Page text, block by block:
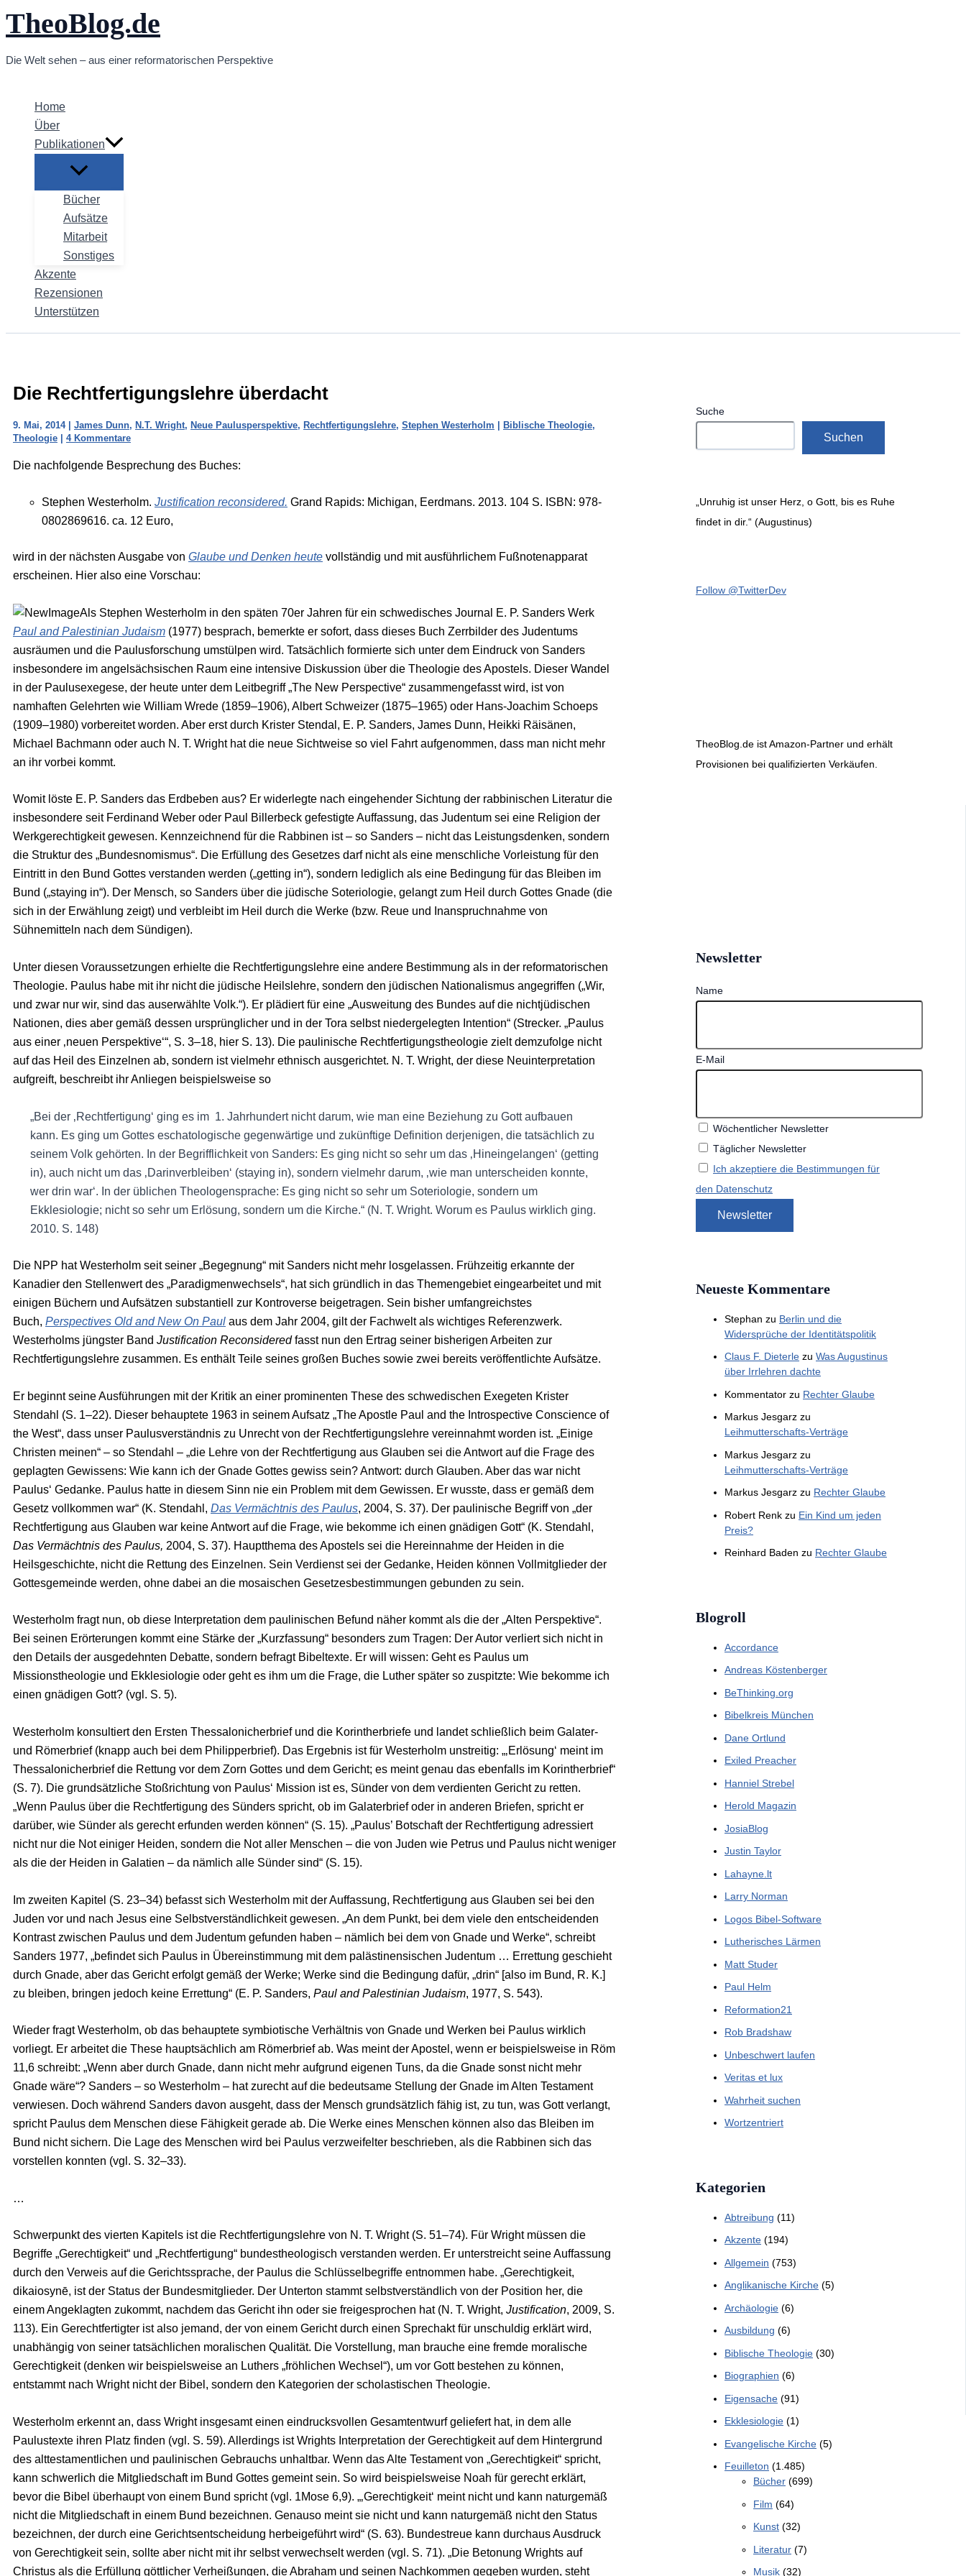
Zum
Inhalt
TheoBlog.de
Die Welt sehen – aus einer reformatorischen Perspektive
Home
Über
Publikationen
Bücher
Aufsätze
Mitarbeit
Sonstiges
Akzente
Rezensionen
Unterstützen
Die Rechtfertigungslehre überdacht
9. Mai, 2014 | James Dunn, N.T. Wright, Neue Paulusperspektive, Rechtfertigungslehre, Stephen Westerholm | Biblische Theologie,
Theologie | 4 Kommentare
Die nachfolgende Besprechung des Buches:
Stephen Westerholm. Justification reconsidered. Grand Rapids: Michigan, Eerdmans. 2013. 104 S. ISBN: 978-
0802869616. ca. 12 Euro,
wird in der nächsten Ausgabe von Glaube und Denken heute vollständig und mit ausführlichem Fußnotenapparat
erscheinen. Hier also eine Vorschau:
Als Stephen Westerholm in den späten 70er Jahren für ein schwedisches Journal E. P. Sanders Werk
Paul and Palestinian Judaism (1977) besprach, bemerkte er sofort, dass dieses Buch Zerrbilder des Judentums
ausräumen und die Paulusforschung umstülpen wird. Tatsächlich formierte sich unter dem Eindruck von Sanders
insbesondere im angelsächsischen Raum eine intensive Diskussion über die Theologie des Apostels. Dieser Wandel
in der Paulusexegese, der heute unter dem Leitbegriff „The New Perspective“ zusammengefasst wird, ist von
namhaften Gelehrten wie William Wrede (1859–1906), Albert Schweizer (1875–1965) oder Hans-Joachim Schoeps
(1909–1980) vorbereitet worden. Aber erst durch Krister Stendal, E. P. Sanders, James Dunn, Heikki Räisänen,
Michael Bachmann oder auch N. T. Wright hat die neue Sichtweise so viel Fahrt aufgenommen, dass man nicht mehr
an ihr vorbei kommt.
Womit löste E. P. Sanders das Erdbeben aus? Er widerlegte nach eingehender Sichtung der rabbinischen Literatur die
insbesondere seit Ferdinand Weber oder Paul Billerbeck gefestigte Auffassung, das Judentum sei eine Religion der
Werkgerechtigkeit gewesen. Kennzeichnend für die Rabbinen ist – so Sanders – nicht das Leistungsdenken, sondern
die Struktur des „Bundesnomismus“. Die Erfüllung des Gesetzes darf nicht als eine menschliche Vorleistung für den
Eintritt in den Bund Gottes verstanden werden („getting in“), sondern lediglich als eine Bedingung für das Bleiben im
Bund („staying in“). Der Mensch, so Sanders über die jüdische Soteriologie, gelangt zum Heil durch Gottes Gnade (die
sich in der Erwählung zeigt) und verbleibt im Heil durch die Werke (bzw. Reue und Inanspruchnahme von
Sühnemitteln nach dem Sündigen).
Unter diesen Voraussetzungen erhielte die Rechtfertigungslehre eine andere Bestimmung als in der reformatorischen
Theologie. Paulus habe mit ihr nicht die jüdische Heilslehre, sondern den jüdischen Nationalismus angegriffen („Wir,
und zwar nur wir, sind das auserwählte Volk.“). Er plädiert für eine „Ausweitung des Bundes auf die nichtjüdischen
Nationen, dies aber gemäß dessen ursprünglicher und in der Tora selbst niedergelegten Intention“ (Strecker. „Paulus
aus einer ‚neuen Perspektive‘“, S. 3–18, hier S. 13). Die paulinische Rechtfertigungstheologie zielt demzufolge nicht
auf das Heil des Einzelnen ab, sondern ist vielmehr ethnisch ausgerichtet. N. T. Wright, der diese Neuinterpretation
aufgreift, beschreibt ihr Anliegen beispielsweise so
„Bei der ‚Rechtfertigung‘ ging es im 1. Jahrhundert nicht darum, wie man eine Beziehung zu Gott aufbauen
kann. Es ging um Gottes eschatologische gegenwärtige und zukünftige Definition derjenigen, die tatsächlich zu
seinem Volk gehörten. In der Begrifflichkeit von Sanders: Es ging nicht so sehr um das ‚Hineingelangen‘ (getting
in), auch nicht um das ‚Darinverbleiben‘ (staying in), sondern vielmehr darum, ‚wie man unterscheiden konnte,
wer drin war‘. In der üblichen Theologensprache: Es ging nicht so sehr um Soteriologie, sondern um
Ekklesiologie; nicht so sehr um Erlösung, sondern um die Kirche.“ (N. T. Wright. Worum es Paulus wirklich ging.
2010. S. 148)
Die NPP hat Westerholm seit seiner „Begegnung“ mit Sanders nicht mehr losgelassen. Frühzeitig erkannte der
Kanadier den Stellenwert des „Paradigmenwechsels“, hat sich gründlich in das Themengebiet eingearbeitet und mit
einigen Büchern und Aufsätzen substantiell zur Kontroverse beigetragen. Sein bisher umfangreichstes
Buch, Perspectives Old and New On Paul aus dem Jahr 2004, gilt der Fachwelt als wichtiges Referenzwerk.
Westerholms jüngster Band Justification Reconsideredfasst nun den Ertrag seiner bisherigen Arbeiten zur
Rechtfertigungslehre zusammen. Es enthält Teile seines großen Buches sowie zwei bereits veröffentlichte Aufsätze.
Er beginnt seine Ausführungen mit der Kritik an einer prominenten These des schwedischen Exegeten Krister
Stendahl (S. 1–22). Dieser behauptete 1963 in seinem Aufsatz „The Apostle Paul and the Introspective Conscience of
the West“, dass unser Paulusverständnis zu Unrecht von der Rechtfertigungslehre vereinnahmt worden ist. „Einige
Christen meinen“ – so Stendahl – „die Lehre von der Rechtfertigung aus Glauben sei die Antwort auf die Frage des
geplagten Gewissens: Wie kann ich der Gnade Gottes gewiss sein? Antwort: durch Glauben. Aber das war nicht
Paulus‘ Gedanke. Paulus hatte in diesem Sinn nie ein Problem mit dem Gewissen. Er wusste, dass er gemäß dem
Gesetz vollkommen war“ (K. Stendahl, Das Vermächtnis des Paulus, 2004, S. 37). Der paulinische Begriff von „der
Rechtfertigung aus Glauben war keine Antwort auf die Frage, wie bekomme ich einen gnädigen Gott“ (K. Stendahl,
Das Vermächtnis des Paulus, 2004, S. 37). Hauptthema des Apostels sei die Hereinnahme der Heiden in die
Heilsgeschichte, nicht die Rettung des Einzelnen. Sein Verdienst sei der Gedanke, Heiden können Vollmitglieder der
Gottesgemeinde werden, ohne dabei an die mosaischen Gesetzesbestimmungen gebunden zu sein.
Westerholm fragt nun, ob diese Interpretation dem paulinischen Befund näher kommt als die der „Alten Perspektive“.
Bei seinen Erörterungen kommt eine Stärke der „Kurzfassung“ besonders zum Tragen: Der Autor verliert sich nicht in
den Details der ausgedehnten Debatte, sondern befragt Bibeltexte. Er will wissen: Geht es Paulus um
Missionstheologie und Ekklesiologie oder geht es ihm um die Frage, die Luther später so zuspitzte: Wie bekomme ich
einen gnädigen Gott? (vgl. S. 5).
Westerholm konsultiert den Ersten Thessalonicherbrief und die Korintherbriefe und landet schließlich beim Galater-
und Römerbrief (knapp auch bei dem Philipperbrief). Das Ergebnis ist für Westerholm unstreitig: „‚Erlösung‘ meint im
Thessalonicherbrief die Rettung vor dem Zorn Gottes und dem Gericht; es meint genau das ebenfalls im Korintherbrief“
(S. 7). Die grundsätzliche Stoßrichtung von Paulus‘ Mission ist es, Sünder von dem verdienten Gericht zu retten.
„Wenn Paulus über die Rechtfertigung des Sünders spricht, ob im Galaterbrief oder in anderen Briefen, spricht er
darüber, wie Sünder als gerecht erfunden werden können“ (S. 15). „Paulus’ Botschaft der Rechtfertigung adressiert
nicht nur die Not einiger Heiden, sondern die Not aller Menschen – die von Juden wie Petrus und Paulus nicht weniger
als die der Heiden in Galatien – da nämlich alle Sünder sind“ (S. 15).
Im zweiten Kapitel (S. 23–34) befasst sich Westerholm mit der Auffassung, Rechtfertigung aus Glauben sei bei den
Juden vor und nach Jesus eine Selbstverständlichkeit gewesen. „An dem Punkt, bei dem viele den entscheidenden
Kontrast zwischen Paulus und dem Judentum gefunden haben – nämlich bei dem von Gnade und Werke“, schreibt
Sanders 1977, „befindet sich Paulus in Übereinstimmung mit dem palästinensischen Judentum … Errettung geschieht
durch Gnade, aber das Gericht erfolgt gemäß der Werke; Werke sind die Bedingung dafür, „drin“ [also im Bund, R. K.]
zu bleiben, bringen jedoch keine Errettung“ (E. P. Sanders, Paul and Palestinian Judaism, 1977, S. 543).
Wieder fragt Westerholm, ob das behauptete symbiotische Verhältnis von Gnade und Werken bei Paulus wirklich
vorliegt. Er arbeitet die These hauptsächlich am Römerbrief ab. Was meint der Apostel, wenn er beispielsweise in Röm
11,6 schreibt: „Wenn aber durch Gnade, dann nicht mehr aufgrund eigenen Tuns, da die Gnade sonst nicht mehr
Gnade wäre“? Sanders – so Westerholm – hat zurecht auf die bedeutsame Stellung der Gnade im Alten Testament
verwiesen. Doch während Sanders davon ausgeht, dass der Mensch grundsätzlich fähig ist, zu tun, was Gott verlangt,
spricht Paulus dem Menschen diese Fähigkeit gerade ab. Die Werke eines Menschen können also das Bleiben im
Bund nicht sichern. Die Lage des Menschen wird bei Paulus verzweifelter beschrieben, als die Rabbinen sich das
vorstellen konnten (vgl. S. 32–33).
…
Schwerpunkt des vierten Kapitels ist die Rechtfertigungslehre von N. T. Wright (S. 51–74). Für Wright müssen die
Begriffe „Gerechtigkeit“ und „Rechtfertigung“ bundestheologisch verstanden werden. Er unterstreicht seine Auffassung
durch den Verweis auf die Gerichtssprache, der Paulus die Schlüsselbegriffe entnommen habe. „Gerechtigkeit,
dikaiosynē, ist der Status der Bundesmitglieder. Der Unterton stammt selbstverständlich von der Position her, die
einem Angeklagten zukommt, nachdem das Gericht ihn oder sie freigesprochen hat (N. T. Wright, Justification, 2009, S.
113). Ein Gerechtfertigter ist also jemand, der von einem Gericht durch einen Sprechakt für unschuldig erklärt wird,
unabhängig von seiner tatsächlichen moralischen Qualität. Die Vorstellung, man brauche eine fremde moralische
Gerechtigkeit (denken wir beispielsweise an Luthers „fröhlichen Wechsel“), um vor Gott bestehen zu können,
entstammt nach Wright nicht der Bibel, sondern den Kategorien der scholastischen Theologie.
Westerholm erkennt an, dass Wright insgesamt einen eindrucksvollen Gesamtentwurf geliefert hat, in dem alle
Paulustexte ihren Platz finden (vgl. S. 59). Allerdings ist Wrights Interpretation der Gerechtigkeit auf dem Hintergrund
des alttestamentlichen und paulinischen Gebrauchs unhaltbar. Wenn das Alte Testament von „Gerechtigkeit“ spricht,
kann schwerlich die Mitgliedschaft im Bund Gottes gemeint sein. So wird beispielsweise Noah für gerecht erklärt,
bevor die Bibel überhaupt von einem Bund spricht (vgl. 1Mose 6,9). „‚Gerechtigkeit‘ meint nicht und kann naturgemäß
nicht die Mitgliedschaft in einem Bund bezeichnen. Genauso meint sie nicht und kann naturgemäß nicht den Status
bezeichnen, der durch eine Gerichtsentscheidung herbeigeführt wird“ (S. 63). Bundestreue kann durchaus Ausdruck
von Gerechtigkeit sein, sollte aber nicht mit ihr selbst verwechselt werden (vgl. S. 71). „Die Betonung Wrights auf
Christus als die Erfüllung göttlicher Verheißungen, die Abraham und seinen Nachkommen gegeben wurden, steht
Suche
Suchen
„Unruhig ist unser Herz, o Gott, bis es Ruhe
findet in dir.“ (Augustinus)
Follow @TwitterDev
TheoBlog.de ist Amazon-Partner und erhält
Provisionen bei qualifizierten Verkäufen.
Newsletter
Name
E-Mail
Wöchentlicher Newsletter
Täglicher Newsletter
Ich akzeptiere die Bestimmungen für
den Datenschutz
Neueste Kommentare
Stephan zu Berlin und die
Widersprüche der Identitätspolitik
Claus F. Dieterle zu Was Augustinus
über Irrlehren dachte
Kommentator zu Rechter Glaube
Markus Jesgarz zu
Leihmutterschafts-Verträge
Markus Jesgarz zu
Leihmutterschafts-Verträge
Markus Jesgarz zu Rechter Glaube
Robert Renk zu Ein Kind um jeden
Preis?
Reinhard Baden zu Rechter Glaube
Blogroll
Accordance
Andreas Köstenberger
BeThinking.org
Bibelkreis München
Dane Ortlund
Exiled Preacher
Hanniel Strebel
Herold Magazin
JosiaBlog
Justin Taylor
Lahayne.lt
Larry Norman
Logos Bibel-Software
Lutherisches Lärmen
Matt Studer
Paul Helm
Reformation21
Rob Bradshaw
Unbeschwert laufen
Veritas et lux
Wahrheit suchen
Wortzentriert
Kategorien
Abtreibung (11)
Akzente (194)
Allgemein (753)
Anglikanische Kirche (5)
Archäologie (6)
Ausbildung (6)
Biblische Theologie (30)
Biographien (6)
Eigensache (91)
Ekklesiologie (1)
Evangelische Kirche (5)
Feuilleton (1.485)
Bücher (699)
Film (64)
Kunst (32)
Literatur (7)
Musik (32)